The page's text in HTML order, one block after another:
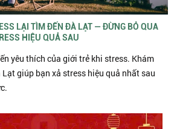
LẠI TÌM ĐẾN ĐÀ LẠT — ĐỪNG BỎ QUA
HIỆU QUẢ SAU
yêu thích của giới trẻ khi stress. Khám
giúp bạn xả stress hiệu quả nhất sau